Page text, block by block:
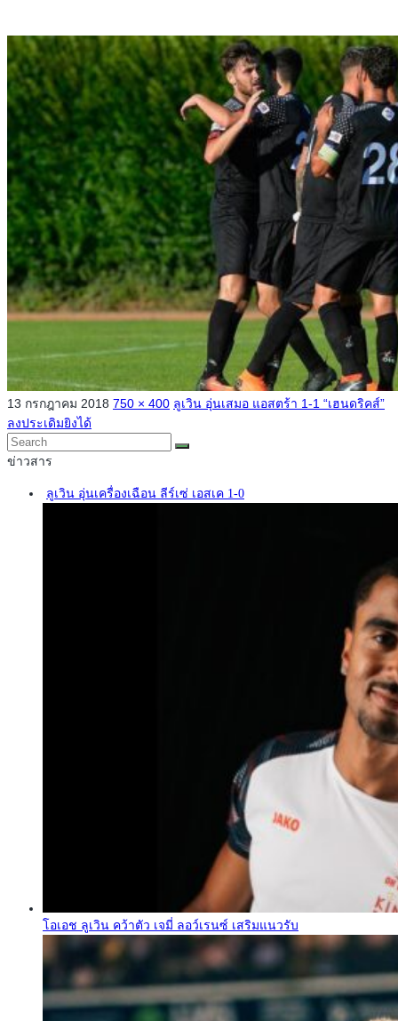
13 กรกฎาคม 2018 750 × 400 ลูเวิน อุ่นเสมอ แอสตร้า 1-1 “เฮนดริคส์”
ลงประเดิมยิงได้
ข่าวสาร
ลูเวิน อุ่นเครื่องเฉือน ลีร์เซ่ เอสเค 1-0
โอเอช ลูเวิน คว้าตัว เจมี่ ลอว์เรนซ์ เสริมแนวรับ